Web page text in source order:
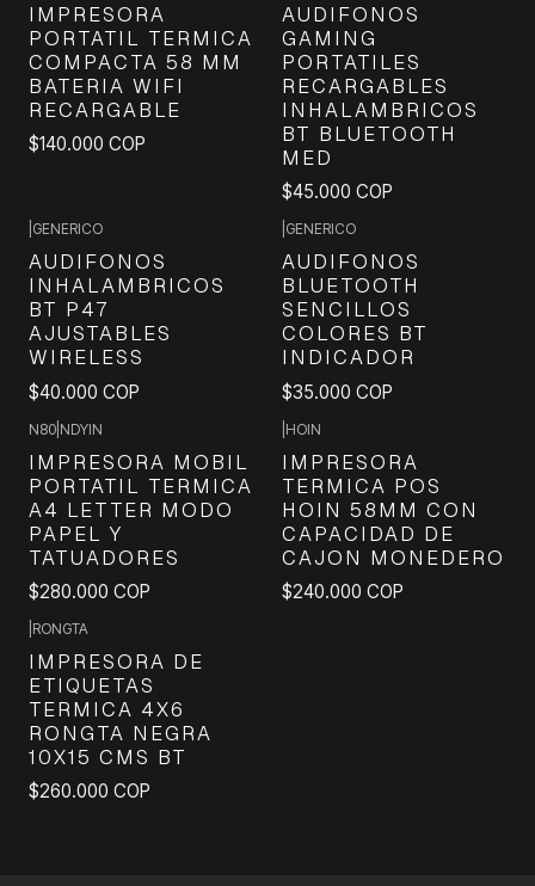
IMPRESORA
PORTATIL TERMICA
COMPACTA 58 MM
BATERIA WIFI
RECARGABLE
$140.000 COP
AUDIFONOS
GAMING
PORTATILES
RECARGABLES
INHALAMBRICOS
BT BLUETOOTH
MED
$45.000 COP
GENERICO
AUDIFONOS
INHALAMBRICOS
BT P47
AJUSTABLES
WIRELESS
$40.000 COP
GENERICO
AUDIFONOS
BLUETOOTH
SENCILLOS
COLORES BT
INDICADOR
$35.000 COP
N80 NDYIN
IMPRESORA MOBIL
PORTATIL TERMICA
A4 LETTER MODO
PAPEL Y
TATUADORES
$280.000 COP
HOIN
IMPRESORA
TERMICA POS
HOIN 58MM CON
CAPACIDAD DE
CAJON MONEDERO
$240.000 COP
RONGTA
IMPRESORA DE
ETIQUETAS
TERMICA 4X6
RONGTA NEGRA
10X15 CMS BT
$260.000 COP